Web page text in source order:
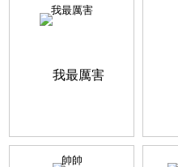
我最厲害
帥帥